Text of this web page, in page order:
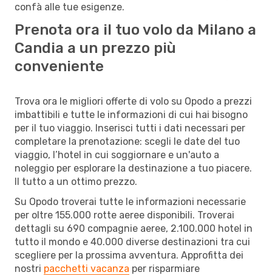
confà alle tue esigenze.
Prenota ora il tuo volo da Milano a
Candia a un prezzo più
conveniente
Trova ora le migliori offerte di volo su Opodo a prezzi
imbattibili e tutte le informazioni di cui hai bisogno
per il tuo viaggio. Inserisci tutti i dati necessari per
completare la prenotazione: scegli le date del tuo
viaggio, l’hotel in cui soggiornare e un'auto a
noleggio per esplorare la destinazione a tuo piacere.
Il tutto a un ottimo prezzo.
Su Opodo troverai tutte le informazioni necessarie
per oltre 155.000 rotte aeree disponibili. Troverai
dettagli su 690 compagnie aeree, 2.100.000 hotel in
tutto il mondo e 40.000 diverse destinazioni tra cui
scegliere per la prossima avventura. Approfitta dei
nostri pacchetti vacanza per risparmiare